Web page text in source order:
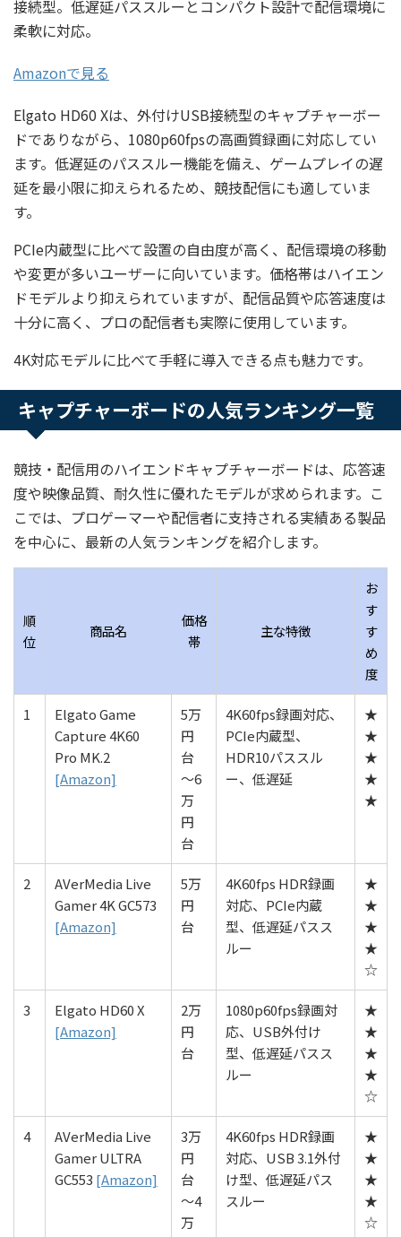
接続型。低遅延パススルーとコンパクト設計で配信環境に
柔軟に対応。
Amazonで見る
Elgato HD60 Xは、外付けUSB接続型のキャプチャーボー
ドでありながら、1080p60fpsの高画質録画に対応してい
ます。低遅延のパススルー機能を備え、ゲームプレイの遅
延を最小限に抑えられるため、競技配信にも適していま
す。
PCIe内蔵型に比べて設置の自由度が高く、配信環境の移動
や変更が多いユーザーに向いています。価格帯はハイエン
ドモデルより抑えられていますが、配信品質や応答速度は
十分に高く、プロの配信者も実際に使用しています。
4K対応モデルに比べて手軽に導入できる点も魅力です。
キャプチャーボードの人気ランキング一覧
競技・配信用のハイエンドキャプチャーボードは、応答速
度や映像品質、耐久性に優れたモデルが求められます。こ
こでは、プロゲーマーや配信者に支持される実績ある製品
を中心に、最新の人気ランキングを紹介します。
順
位
商品名
価格
帯
主な特徴
お
す
す
め
度
1
Elgato Game
Capture 4K60
Pro MK.2
[Amazon]
5万
円
台
〜6
万
円
台
4K60fps録画対応、
PCIe内蔵型、
HDR10パススル
ー、低遅延
★
★
★
★
★
2
AVerMedia Live
Gamer 4K GC573
[Amazon]
5万
円
台
4K60fps HDR録画
対応、PCIe内蔵
型、低遅延パスス
ルー
★
★
★
★
☆
3
Elgato HD60 X
[Amazon]
2万
円
台
1080p60fps録画対
応、USB外付け
型、低遅延パスス
ルー
★
★
★
★
☆
4
AVerMedia Live
Gamer ULTRA
GC553 [Amazon]
3万
円
台
〜4
万
4K60fps HDR録画
対応、USB 3.1外付
け型、低遅延パス
スルー
★
★
★
★
☆